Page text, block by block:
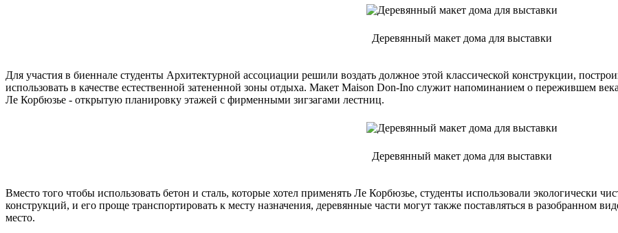
Деревянный макет дома для выставки
Для участия в биеннале студенты Архитектурной ассоциации решили воздать должное этой классической конструкции,
использовать в качестве естественной затененной зоны отдыха. Макет Maison Don-Ino служит напоминанием о пережившем
Ле Корбюзье - открытую планировку этажей с фирменными зигзагами лестниц.
Деревянный макет дома для выставки
Вместо того чтобы использовать бетон и сталь, которые хотел применять Ле Корбюзье, студенты использовали экологически
конструкций, и его проще транспортировать к месту назначения, деревянные части могут также поставляться в разобранном
место.